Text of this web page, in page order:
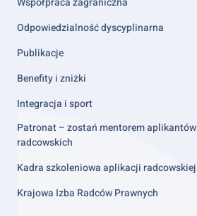
Odpowiedzialność dyscyplinarna
Publikacje
Benefity i zniżki
Integracja i sport
Patronat – zostań mentorem aplikantów
radcowskich
Kadra szkoleniowa aplikacji radcowskiej
Krajowa Izba Radców Prawnych